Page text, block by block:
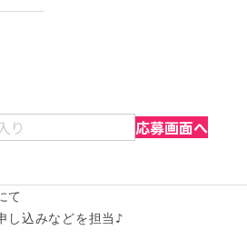
り 応募画面へ
て
し込みなどを担当♪